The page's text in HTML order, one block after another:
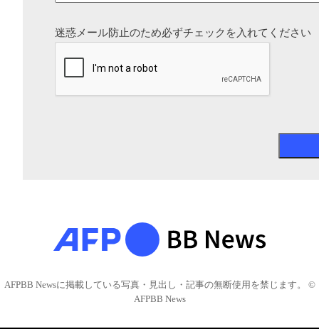
迷惑メール防止のため必ずチェックを入れてください
AFPBB Newsに掲載している写真・見出し・記事の無断使用を禁じます。 ©
AFPBB News